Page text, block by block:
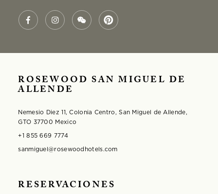
ROSEWOOD SAN MIGUEL DE
ALLENDE
Nemesio Diez 11, Colonia Centro, San Miguel de Allende,
GTO 37700 Mexico
+1 855 669 7774
sanmiguel@rosewoodhotels.com
RESERVACIONES